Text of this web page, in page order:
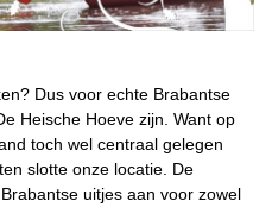
Dus voor echte Brabantse
Heische Hoeve zijn. Want op
toch wel centraal gelegen
slotte onze locatie. De
uitjes aan voor zowel